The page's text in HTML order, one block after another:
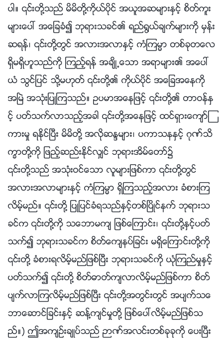
ပါ။ ၎တို႔သည္ မိမိတို႔ကိုယ္ပိုင္ အယူအဆမ်ားႏွင့္ စိတ္ကူး
မ်ားေပၚ အေျခခံ၍ ဘုရားသခင္၏ ရည္႐ြယ္ခ်က္မ်ားကို မွန္း
ဆရန္၊ ၎တို႔တြင္ အလားအလာႏွင့္ ကံၾကမၼာ တစ္ခုတေလ
ရွိမရွိဟူသည္ကို ၾကည့္ရန္ အခ်ိဳ႕ေသာ အရာမ်ား၏ အေပၚ
ယံ သြင္ျပင္ သို႔မဟုတ္ ၎တို႔၏ ကိုယ္ပိုင္ အေျခအေနကို
အၿမဲ အသုံးျပဳၾကသည္။ ဥပမာအေနျဖင့္ ၎တို႔၏ တာဝန္ႏွ
င့္ ပတ္သက္လာသည့္အခါ ၎တို႔အေနျဖင့္ ထင္ရွားေက်ာ္ၾ
ကားမႈ ရႏိုင္ၿပီး မိမိတို႔ အလိုဆႏၵမ်ား၊ ပကာသနႏွင့္ ဂုဏ္သိ
ကၡာတို႔ကို ျဖည့္ဆည္းႏိုင္လွ်င္ ဘုရားအိမ္ေတာ္၌
၎တို႔သည္ အသုံးဝင္ေသာ လူမ်ားျဖစ္ကာ ၎တို႔တြင္
အလားအလာမ်ားႏွင့္ ကံၾကမၼာ ရွိၾကသည့္အလား ခံစားၾက
လိမ့္မည္။ ၎တို႔ ျပဳျပင္ခံရသည္ႏွင့္တစ္ၿပိဳင္နက္ ဘုရားသ
ခင္က ၎တို႔ကို သေဘာမက် ျဖစ္ေၾကာင္း၊ ၎တို႔ႏွင့္ပတ္
သက္၍ ဘုရားသခင္က စိတ္ေက်နပ္ျခင္း မရွိေၾကာင္းတို႔ကို
၎တို႔ ခံစားရလိမ့္မည္ျဖစ္ၿပီး ဘုရားသခင္ကို ယုံၾကည္မႈႏွင့္
ပတ္သက္၍ ၎တို႔ စိတ္ဓာတ္က်လာလိမ့္မည္ျဖစ္ကာ စိတ္
ပ်က္လာၾကလိမ့္မည္ျဖစ္ၿပီး ၎တို႔အတြင္းတြင္ အပ်က္သေ
ဘာေဆာင္ျခင္းႏွင့္ ဆန႔္က်င္မႈတို႔ ျဖစ္ေပၚလိမ့္မည္ျဖစ္သ
ည္။) ဤအက်ဥ္းခ်ဳပ္သည္ ဉာဏ္အလင္းတစ္ခုခုကို ေပးၿပီး